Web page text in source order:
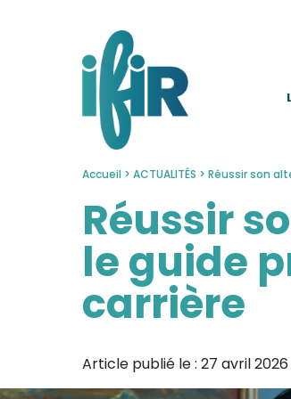
Accueil > ACTUALITÉS > Réussir son
Réussir
le guide
carrière
Article publié le : 27 avril 2026